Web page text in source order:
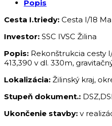
Popis
Cesta I.triedy: Cesta I/18
Investor: SSC IVSC Žilina
Popis: Rekonštrukcia cesty
413,390 v dl. 330m,
Lokalizácia: Žilinský kraj,
Stupeň dokument.:
Ukončenie stavby: v